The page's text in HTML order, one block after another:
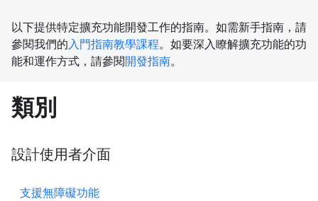
以下提供特定擴充功能開發工作的指南。如需新手指南，請
參閱我們的入門指南教學課程。如要深入瞭解擴充功能的功
能和運作方式，請參閱開發指南。
類別
設計使用者介面
支援無障礙功能